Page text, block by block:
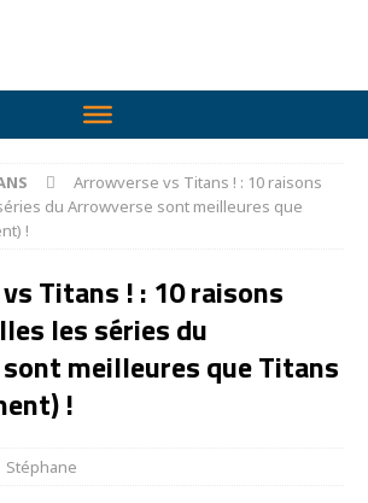
Arrowverse vs Titans ! : 10 raisons
du Arrowverse sont meilleures que
!
Titans ! : 10 raisons
les séries du
meilleures que Titans
!
Stéphane